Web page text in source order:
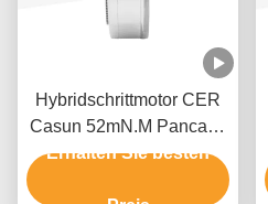
Hybridschrittmotor CER
Casun 52mN.M Pancake
Stepper Motor 1,8 Grad-
Erhalten Sie besten